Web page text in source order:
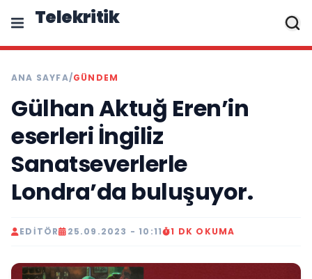
Telekritik
ANA SAYFA/GÜNDEM
Gülhan Aktuğ Eren’in
eserleri İngiliz
Sanatseverlerle
Londra’da buluşuyor.
EDITÖR 25.09.2023 - 10:11 1 DK OKUMA